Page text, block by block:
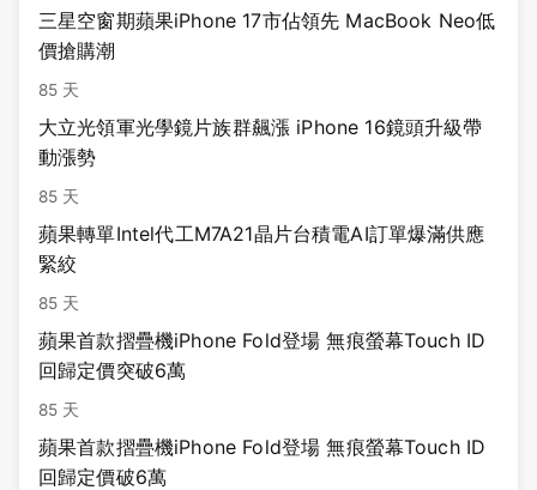
三星空窗期蘋果iPhone 17市佔領先 MacBook Neo低
價搶購潮
85 天
大立光領軍光學鏡片族群飆漲 iPhone 16鏡頭升級帶
動漲勢
85 天
蘋果轉單Intel代工M7A21晶片台積電AI訂單爆滿供應
緊絞
85 天
蘋果首款摺疊機iPhone Fold登場 無痕螢幕Touch ID
回歸定價突破6萬
85 天
蘋果首款摺疊機iPhone Fold登場 無痕螢幕Touch ID
回歸定價破6萬